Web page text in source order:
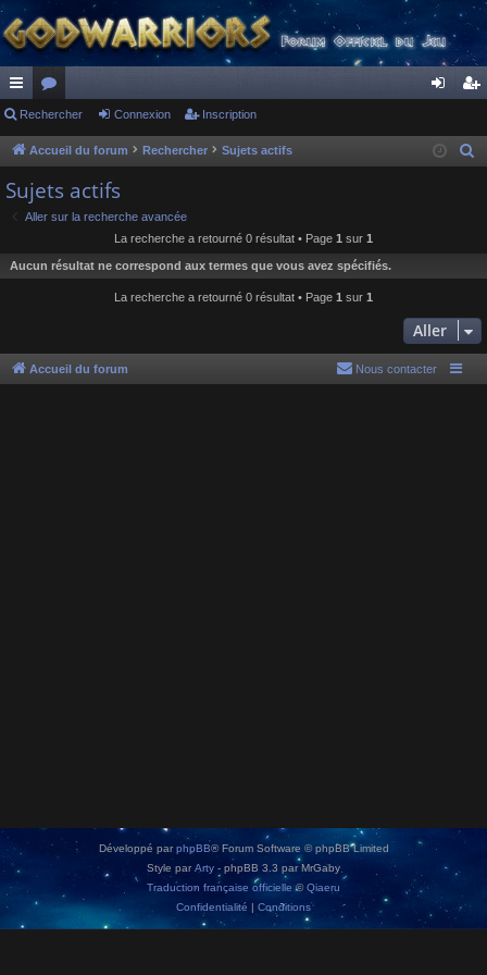
ac
co
ur
ci
or
u
s
ne cri
Rechercher Connexion Inscription
Accueil du forum Rechercher Sujets actifs
h
e
Sujets actifs
Aller sur la recherche avancée
La recherche a retourné 0 résultat • Page 1 sur 1
Aucun résultat ne correspond aux termes que vous avez spécifiés.
La recherche a retourné 0 résultat • Page 1 sur 1
Aller
Accueil du forum Nous contacter
Développé par phpBB® Forum Software © phpBB Limited
Style parArty - phpBB 3.3 par MrGaby
Traduction française officielle ©Qiaeru
Confidentialité | Conditions